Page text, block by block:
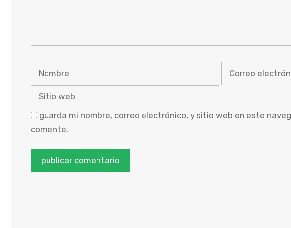
Nombre
Correo
electrónico
guarda mi nombre, correo electrónico, y sitio web en este
comente.